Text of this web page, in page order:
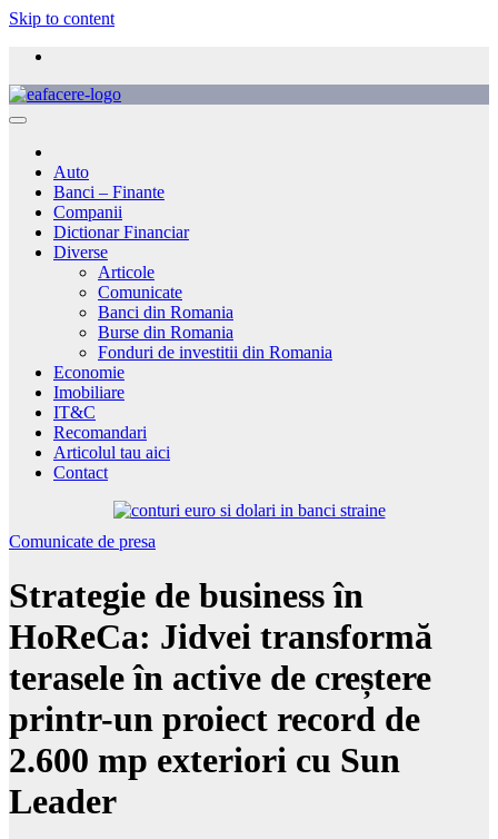
Skip to content
Auto
Banci – Finante
Companii
Dictionar Financiar
Diverse
Articole
Comunicate
Banci din Romania
Burse din Romania
Fonduri de investitii din Romania
Economie
Imobiliare
IT&C
Recomandari
Articolul tau aici
Contact
Comunicate de presa
Strategie de business în
HoReCa: Jidvei transformă
terasele în active de creștere
printr-un proiect record de
2.600 mp exteriori cu Sun
Leader